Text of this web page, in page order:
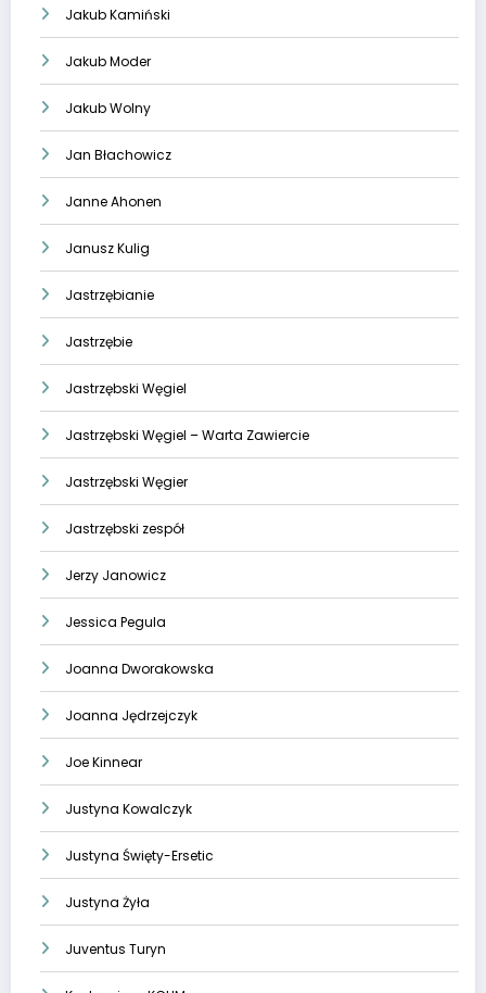
Jakub Kamiński
Jakub Moder
Jakub Wolny
Jan Błachowicz
Janne Ahonen
Janusz Kulig
Jastrzębianie
Jastrzębie
Jastrzębski Węgiel
Jastrzębski Węgiel – Warta Zawiercie
Jastrzębski Węgier
Jastrzębski zespół
Jerzy Janowicz
Jessica Pegula
Joanna Dworakowska
Joanna Jędrzejczyk
Joe Kinnear
Justyna Kowalczyk
Justyna Święty-Ersetic
Justyna Żyła
Juventus Turyn